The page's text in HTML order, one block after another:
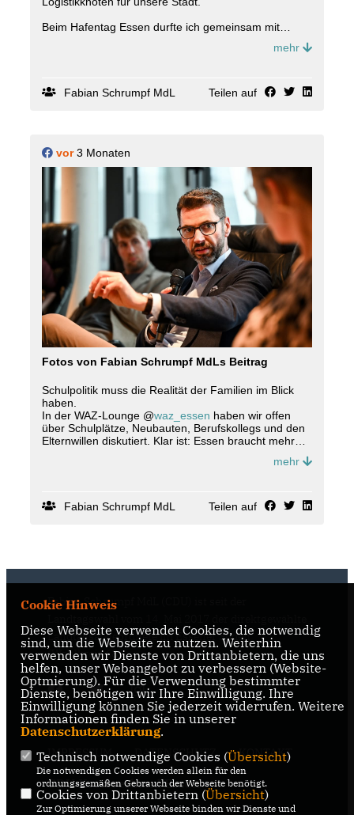
Beim Hafentag Essen durfte ich gemeinsam mit
sein und auf dem über die Perspektiven unseres
Für uns ist klar: Der Hafen muss als Standort für
Industrie, Logistik und Wertschöpfung erhalten und
Wirtschaft im Ruhrgebiet. Dafür braucht es
Investitionen in Infrastruktur, weniger Bürokratie und
eine klare politische Priorität für den Hafen Essen.
Essen ist Industriestadt ? und der Hafen gehört zu
ihrer Zukunft.
#essen #
hafenessen#cdu#cduessen
mehr
Fabian Schrumpf MdL Teilen auf
vor3 Monaten
Fotos von Fabian Schrumpf MdLs Beitrag
Schulpolitik muss die Realität der Familien im Blick
haben.
In der WAZ-Lounge @waz_essen haben wir offen
über Schulplätze, Neubauten, Berufskollegs und den
Elternwillen diskutiert. Klar ist: Essen braucht mehr
Entscheidungen und verlässliche Perspektiven für
mehr
Fabian Schrumpf MdL Teilen auf
Fabian Schrumpf MdL (CDU) ist seit der
Landtagsabgeordnete im Essener Süden
(Wahlkreis 68).
IMPRESSUM DATENSCHUTZ KONTAKT
CDU Kreisverband Essen
Cookie Hinweis
Diese Webseite verwendet Cookies, die notwendig
sind, um die Webseite zu nutzen. Weiterhin
verwenden wir Dienste von Drittanbietern, die uns
helfen, unser Webangebot zu verbessern (Website-
Optmierung). Für die Verwendung bestimmter
Dienste, benötigen wir Ihre Einwilligung. Ihre
Einwilligung können Sie jederzeit widerrufen. Weitere
Informationen finden Sie in unserer
Datenschutzerklärung.
Technisch notwendige Cookies (Übersicht)
Die notwendigen Cookies werden allein für den
ordnungsgemäßen Gebrauch der Webseite benötigt.
Cookies von Drittanbietern (Übersicht)
Zur Optimierung unserer Webseite binden wir Dienste und